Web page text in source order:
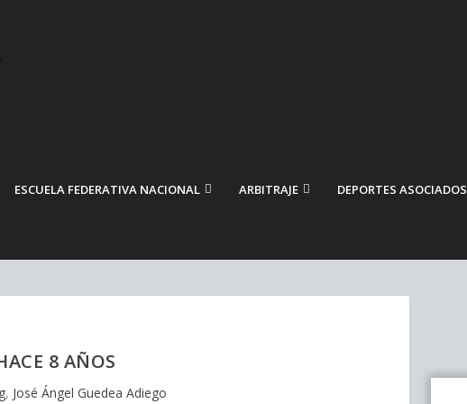
ESCUELA FEDERATIVA NACIONAL ARBITRAJE DEPORTES ASOCIADOS
8 AÑOS
, José Ángel Guedea Adiego